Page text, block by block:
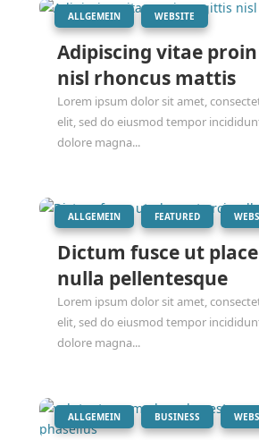
Adipiscing vitae
nisl rhoncus mattis
| ALLGEMEIN WEBSITE
Lorem ipsum dolor sit amet,
elit, sed do eiusmod tempor
dolore magna...
Dictum fusce ut
nulla pellentesque
| ALLGEMEIN FEATURED
Lorem ipsum dolor sit amet,
elit, sed do eiusmod tempor
dolore magna...
| ALLGEMEIN BUSINESS